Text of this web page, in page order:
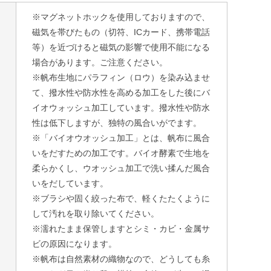
※マグネットホックを使用しておりますので、
磁気を帯びたもの（切符、ICカード、携帯電話
等）を近づけると磁気の影響で使用不能になる
場合があります。ご注意ください。
※帆布生地にパラフィン（ロウ）を染み込ませ
て、撥水性や防水性を高める加工をした後にバ
イオウォッシュ加工しています。撥水性や防水
性は低下しますが、独特の風合いがでます。
※「バイオウオッシュ加工」とは、帆布に風合
いをだすための加工です。バイオ酵素で生地を
柔らかくし、ウオッシュ加工で洗い揉んだ風合
いをだしています。
※ブラシや固く絞った布で、軽くたたくように
して汚れを取り除いてください。
※濡れたまま保管しますとシミ・カビ・金属サ
ビの原因になります。
※帆布は自然素材の織物なので、どうしても糸